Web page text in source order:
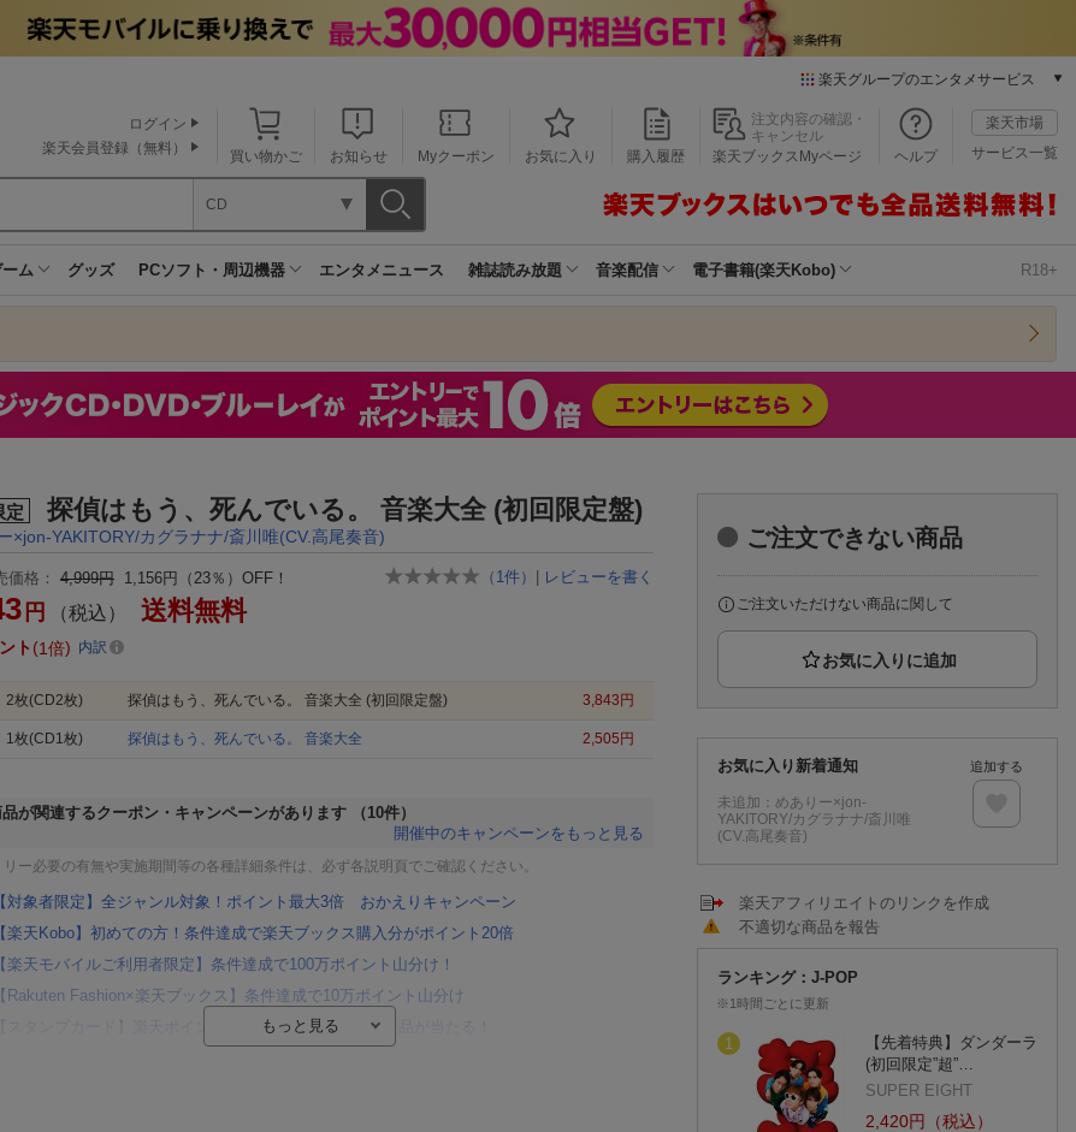
楽天グループのエンタメサービス
本/ゲーム/CD/DVD
楽天ブックス
楽天Kobo
楽天チケット
エンタメニュース
推し楽
買い物かご お知らせ Myクーポン お気に入り 購入履歴
注文内容の確認・
キャンセル
楽天ブックスMyページ
ヘルプ
楽天市場
サービス一覧
ログイン
楽天会員登録（無料）
CD
ム グッズ PCソフト・周辺機器 エンタメニュース 雑誌読み放題 音楽配信 電子書籍(楽天Kobo) R18+
定 探偵はもう、死んでいる。 音楽大全 (初回限定盤)
×jon-YAKITORY/カグラナナ/斎川唯(CV.高尾奏音)
（ 1件） | レビューを書く
価格： 4,999円 1,156円（23％）OFF！
円 （税込） 送料無料
ト 1倍 内訳
2枚(CD2枚) 探偵はもう、死んでいる。 音楽大全 (初回限定盤) 3,843 円
1枚(CD1枚) 探偵はもう、死んでいる。 音楽大全 2,505 円
が関連するクーポン・キャンペーンがあります
（10件）
開催中のキャンペーンをもっと見る
ー必要の有無や実施期間等の各種詳細条件は、必ず各説明頁でご確認ください。
【対象者限定】全ジャンル対象！ポイント最大3倍 おかえりキャンペーン
【楽天Kobo】初めての方！条件達成で楽天ブックス購入分がポイント20倍
【楽天モバイルご利用者限定】条件達成で100万ポイント山分け！
【Rakuten Fashion×楽天ブックス】条件達成で10万ポイント山分け
【スタンプカード】楽天ポイントもらえる＆抽選で豪華景品が当たる！
ご注文できない商品
ご注文いただけない商品に関して
お気に入り新着通知
未追加： めありー×jon-
YAKITORY/カグラナナ/斎川唯
(CV.高尾奏音)
追加する
楽天アフィリエイトのリンクを作成
不適切な商品を報告
ランキング：J-POP
※1時間ごとに更新
1
【先着特典】ダンダーラ
(初回限定”超”…
SUPER EIGHT
2,420円（税込）